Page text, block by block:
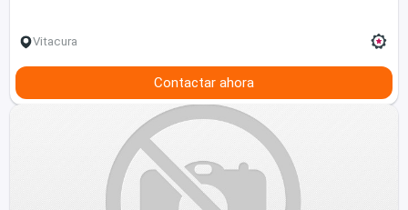
Vitacura
Contactar ahora